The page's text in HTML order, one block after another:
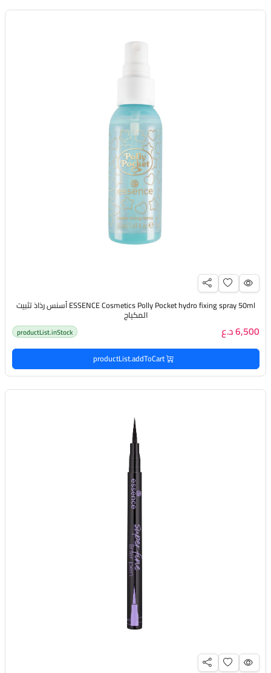
ESSENCE Cosmetics Polly Pocket hydro fixing spray 50ml أسنس رذاذ تثبيت
المكياج
6,500 د.ع productList.inStock
productList.addToCart